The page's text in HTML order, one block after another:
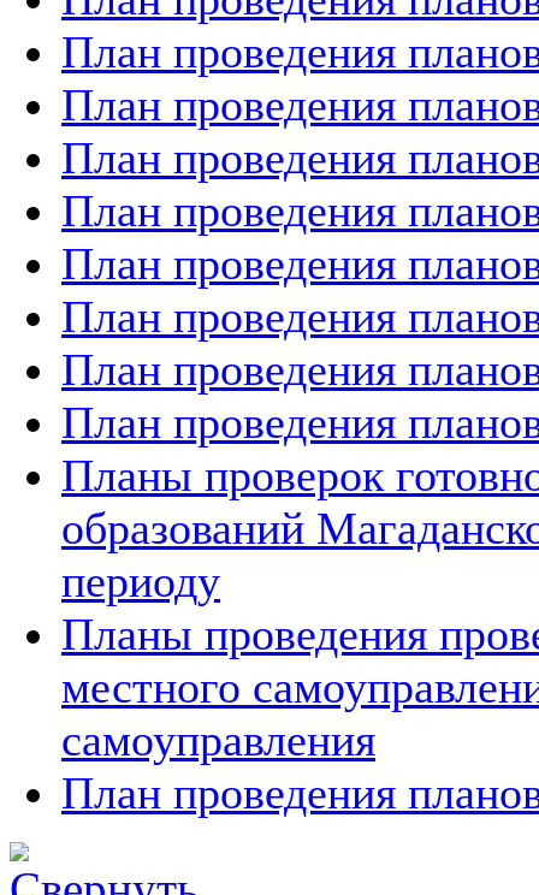
План проведения
План проведения
План проведения
План проведения
План проведения
План проведения
План проведения
План проведения
Планы проверок
образований
периоду
Планы проведения
местного
самоуправления
План проведения